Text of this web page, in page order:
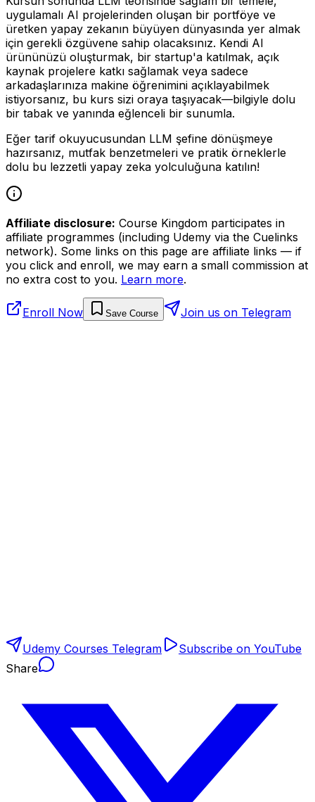
uygulamalı AI projelerinden oluşan bir portföye ve
üretken yapay zekanın büyüyen dünyasında yer almak
için gerekli özgüvene sahip olacaksınız. Kendi AI
ürününüzü oluşturmak, bir startup'a katılmak, açık
kaynak projelere katkı sağlamak veya sadece
arkadaşlarınıza makine öğrenimini açıklayabilmek
istiyorsanız, bu kurs sizi oraya taşıyacak—bilgiyle dolu
bir tabak ve yanında eğlenceli bir sunumla.
Eğer tarif okuyucusundan LLM şefine dönüşmeye
hazırsanız, mutfak benzetmeleri ve pratik örneklerle
dolu bu lezzetli yapay zeka yolculuğuna katılın!
Affiliate disclosure: Course Kingdom participates in
affiliate programmes (including Udemy via the Cuelinks
network). Some links on this page are affiliate links — if
you click and enroll, we may earn a small commission at
no extra cost to you. Learn more.
Enroll Now Save Course Join us on Telegram
Udemy Courses Telegram
Subscribe on YouTube
Share